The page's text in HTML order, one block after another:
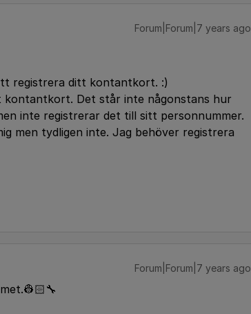
Forum|Forum|7 years ago
registrera ditt kontantkort. :)
kontantkort. Det står inte någonstans hur
inte registrerar det till sitt personnummer.
men tydligen inte. Jag behöver registrera
Forum|Forum|7 years ago